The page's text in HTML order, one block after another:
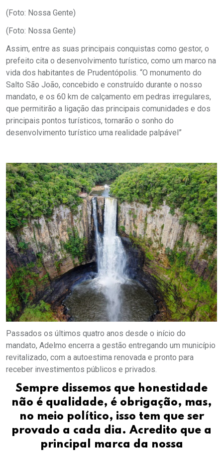
(Foto: Nossa Gente)
(Foto: Nossa Gente)
Assim, entre as suas principais conquistas como gestor, o
prefeito cita o desenvolvimento turístico, como um marco na
vida dos habitantes de Prudentópolis. “O monumento do
Salto São João, concebido e construído durante o nosso
mandato, e os 60 km de calçamento em pedras irregulares,
que permitirão a ligação das principais comunidades e dos
principais pontos turísticos, tornarão o sonho do
desenvolvimento turístico uma realidade palpável”
Passados os últimos quatro anos desde o início do
mandato, Adelmo encerra a gestão entregando um município
revitalizado, com a autoestima renovada e pronto para
receber investimentos públicos e privados.
Sempre dissemos que honestidade
não é qualidade, é obrigação, mas,
no meio político, isso tem que ser
provado a cada dia. Acredito que a
principal marca da nossa